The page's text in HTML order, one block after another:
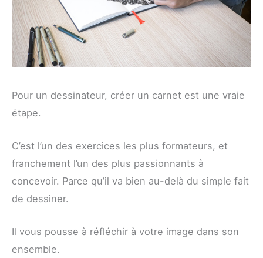
Pour un dessinateur, créer un carnet est une vraie
étape.
C’est l’un des exercices les plus formateurs, et
franchement l’un des plus passionnants à
concevoir. Parce qu’il va bien au-delà du simple fait
de dessiner.
Il vous pousse à réfléchir à votre image dans son
ensemble.